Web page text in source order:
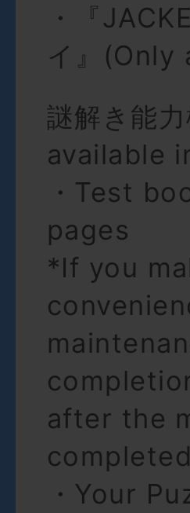
・『
イ』(Only
謎解き能
available
・Test
pages
*If you
after the
・Your